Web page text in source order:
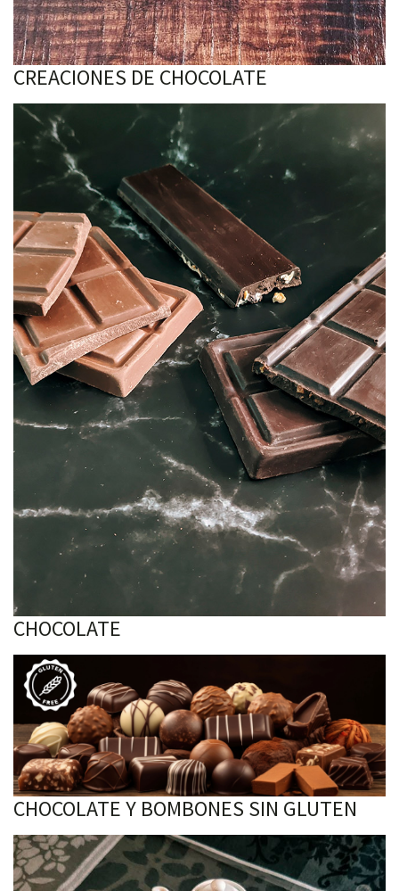
CREACIONES DE CHOCOLATE
CHOCOLATE
CHOCOLATE Y BOMBONES SIN GLUTEN